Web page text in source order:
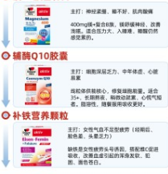
iHerb ：88全球好物节
购日常保健、健身补剂
肤洗护等
无门槛7.5折
iHerb